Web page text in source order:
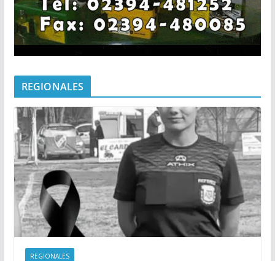
REGIONALES
REGIONALES